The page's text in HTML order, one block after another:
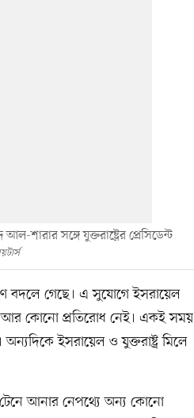
শারার সঙ্গে যুক্তরাষ্ট্রের প্রেসিডেন্ট
বদলে গেছে। এ সুযোগে ইসরায়েল
আর কোনো প্রতিরোধ নেই। একই সময়
ইসরায়েল ও যুক্তরাষ্ট্র মিলে
টেনে আনার নেপথ্যে অন্য কোনো